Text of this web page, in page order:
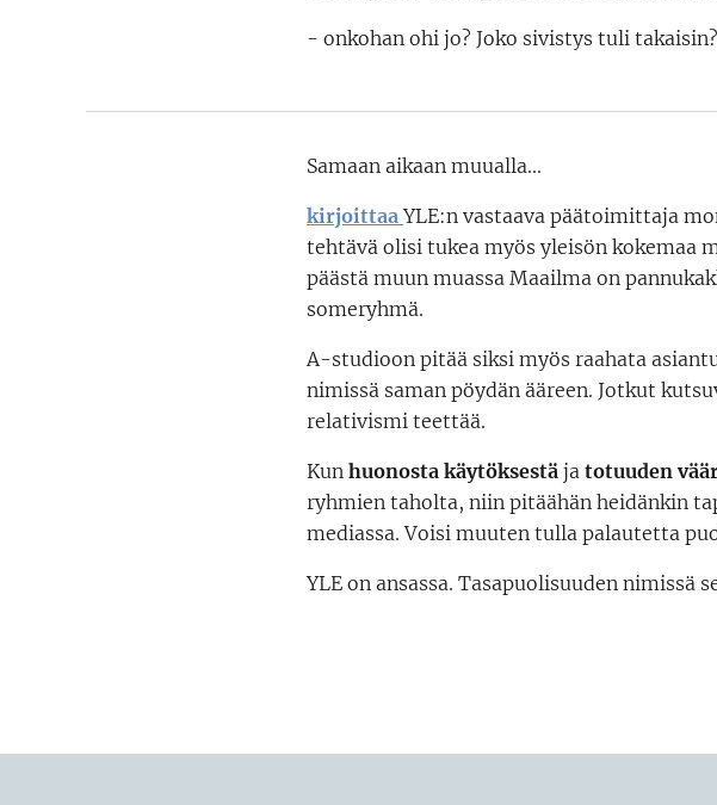
- onkohan ohi jo? Joko sivistys tuli takaisin?
Samaan aikaan muualla...
kirjoittaaYLE:n vastaava päätoimittaja
tehtävä olisi tukea myös yleisön kokemaa
päästä muun muassa Maailma on
someryhmä.
A-studioon pitää siksi myös raahata
nimissä saman pöydän ääreen. Jotkut
relativismi teettää.
Kun huonosta käytöksestä ja totuuden
ryhmien taholta, niin pitäähän heidänkin
mediassa. Voisi muuten tulla palautetta
YLE on ansassa. Tasapuolisuuden nimissä